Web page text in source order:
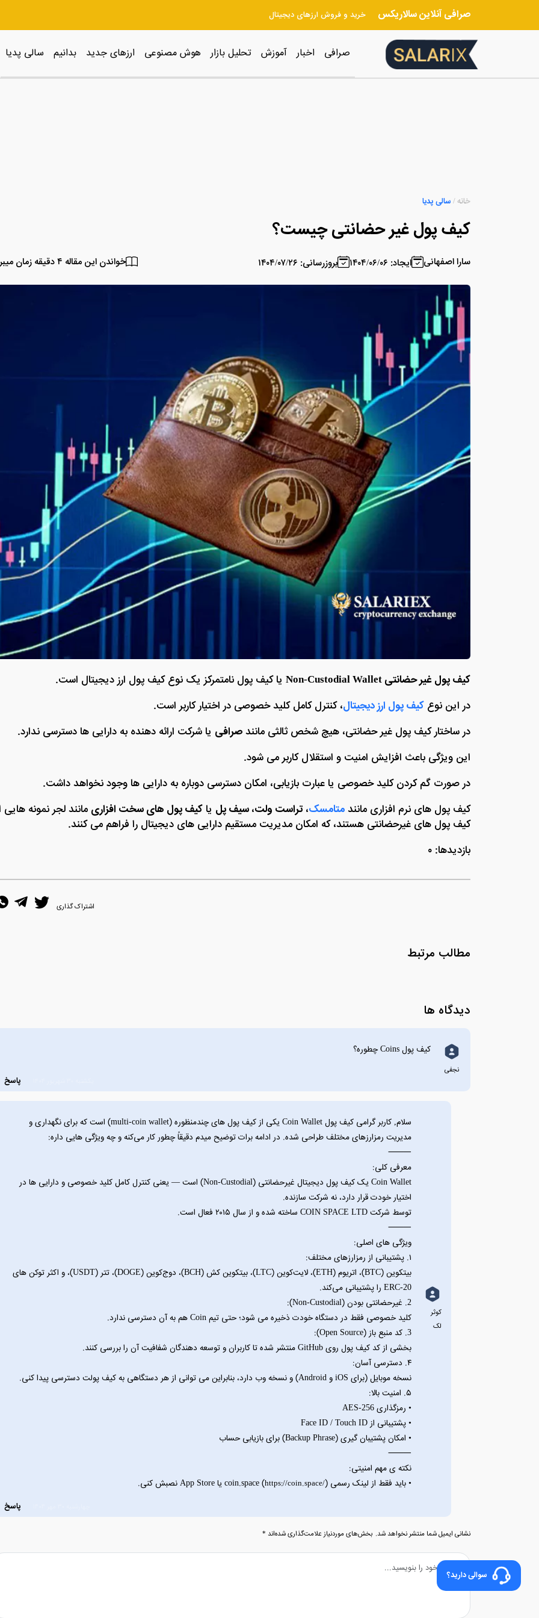
صرافی آنلاین سالاریکس خرید و فروش ارزهای دیجیتال
صرافی اخبار آموزش تحلیل بازار هوش مصنوعی ارزهای جدید بدانیم سالی پدیا
خانه/سالی پدیا
کیف پول غیر حضانتی چیست؟
سارا اصفهانی ایجاد: ۱۴۰۴/۰۶/۰۶ بروزرسانی: ۱۴۰۴/۰۷/۲۶ خواندن این مقاله ۴ دقیقه زمان میبرد.
کیف پول غیر حضانتی Non-Custodial Wallet
یا کیف پول نامتمرکز یک نوع کیف پول ارز دیجیتال است.
در این نوع کیف پول ارز دیجیتال، کنترل کامل کلید خصوصی در اختیار کاربر است.
در ساختار کیف پول غیر حضانتی، هیچ شخص ثالثی مانندصرافی یا شرکت ارائه‌ دهنده به دارایی‌ ها دسترسی ندارد.
این ویژگی باعث افزایش امنیت و استقلال کاربر می‌ شود.
در صورت گم‌ کردن کلید خصوصی یا عبارت بازیابی، امکان دسترسی دوباره به دارایی‌ ها وجود نخواهد داشت.
کیف پول‌ های نرم‌ افزاری مانندمتامسک،تراست ولت،سیف پل یاکیف پول‌ های سخت‌ افزاری مانند لجر نمونه‌ هایی
کیف پول‌ های غیرحضانتی هستند، که امکان مدیریت مستقیم دارایی‌ های دیجیتال را فراهم می‌ کنند.
بازدیدها: ۰
اشتراک گذاری
مطالب مرتبط
دیدگاه ها
نجفی
کیف پول Coins چطوره؟
پاسخ
کوثر
لک
سلام, کاربر گرامی کیف پول Coin Wallet یکی از کیف‌ پول‌ های چندمنظوره (multi-coin wallet) است که برای نگهداری و
مدیریت رمزارزهای مختلف طراحی شده. در ادامه برات توضیح میدم دقیقاً چطور کار می‌کنه و چه ویژگی‌ هایی داره:
⸻
معرفی کلی:
Coin Wallet یک کیف پول دیجیتال غیرحضانتی (Non-Custodial) است — یعنی کنترل کامل کلید خصوصی و دارایی‌ ها در
اختیار خودت قرار دارد، نه شرکت سازنده.
توسط شرکت COIN SPACE LTD ساخته شده و از سال ۲۰۱۵ فعال است.
⸻
ویژگی‌ های اصلی:
۱. پشتیبانی از رمزارزهای مختلف:
بیتکوین (BTC)، اتریوم (ETH)، لایت‌کوین (LTC)، بیتکوین کش (BCH)، دوج‌کوین (DOGE)، تتر (USDT)، و اکثر توکن‌ های
ERC-20 را پشتیبانی می‌کند.
2. غیرحضانتی بودن (Non-Custodial):
کلید خصوصی فقط در دستگاه خودت ذخیره می‌ شود؛ حتی تیم Coin هم به آن دسترسی ندارد.
3. کد منبع باز (Open Source):
بخشی از کد کیف پول روی GitHub منتشر شده تا کاربران و توسعه ‌دهندگان شفافیت آن را بررسی کنند.
۴. دسترسی آسان:
نسخه موبایل (برای iOS و Android) و نسخه وب دارد، بنابراین می‌ توانی از هر دستگاهی به کیف پولت دسترسی پیدا کنی.
۵. امنیت بالا:
• رمزگذاری AES-256
• پشتیبانی از Face ID / Touch ID
• امکان پشتیبان‌ گیری (Backup Phrase) برای بازیابی حساب
⸻
نکته ی مهم امنیتی:
• باید فقط از لینک رسمی coin.space ( https://coin.space/) یا App Store نصبش کنی.
پاسخ
نشانی ایمیل شما منتشر نخواهد شد. بخش‌های موردنیاز علامت‌گذاری شده‌اند *
سوالی دارید؟